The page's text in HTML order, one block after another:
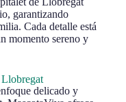
garantizando
Cada detalle está
momento sereno y
delicado y